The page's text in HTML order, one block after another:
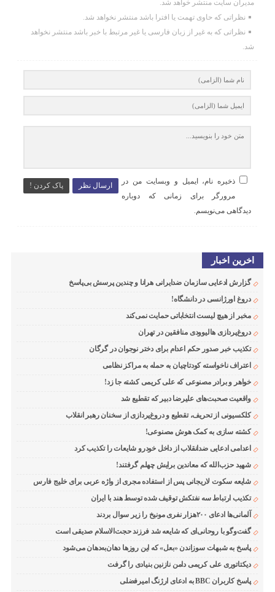
مدیران سایت منتشر خواهد شد.
نظراتی که حاوی تهمت یا افترا باشد منتشر نخواهد شد.
نظراتی که به غیر از زبان فارسی یا غیر مرتبط با خبر باشد منتشر نخواهد
شد.
ارسال نظر پاک کردن !
ذخیره نام، ایمیل و وبسایت من در
مرورگر برای زمانی که دوباره
دیدگاهی می‌نویسم.
اخرین اخبار
گزارش ادعایی سازمان ضدایرانی هرانا و چندین پرسش بی‌پاسخ
دروغ اورژانسی در دانشگاه!
مخبر از هیچ لیست انتخاباتی حمایت نمی‌کند
دروغ‌پردازی هالیوودی منافقین در تهران
تکذیب خبر صدور حکم اعدام برای دختر نوجوان در گرگان
اعتراف ناخواسته کودتاچیان به حمله به مراکز نظامی
خواهر و برادر مصنوعی که علی کریمی کشته جا زد!
واقعیت صحبت‌های علیرضا دبیر که تقطیع شد
کلکسیونی از تحریف، تقطیع و دروغ‌پردازی از سخنان رهبر انقلاب
کشته سازی به کمک هوش مصنوعی!
اعدامی ادعایی ضدانقلاب از داخل خودرو شایعات را تکذیب کرد
شهید حزب‌الله که معاندین برایش چهلم گرفتند!
شایعه سکوت لاریجانی پس از استفاده مجری از واژه عربی برای خلیج فارس
تکذیب ارتباط سه نفتکش توقیف شده توسط هند با ایران
آلمانی‌ها ادعای ۲۰۰هزار نفری مونیخ را زیر سوال بردند
گفت‌وگو با روحانی‌ای که شایعه شد فرزند حجت‌الاسلام صدیقی است
پاسخ به شبهات سوزاندن «بعل» که این روزها دهان‌به‌دهان می‌شود
دیکتاتوری علی کریمی دامن نازنین بنیادی را گرفت
پاسخ کاربران BBC به ادعای ارژنگ امیرفضلی